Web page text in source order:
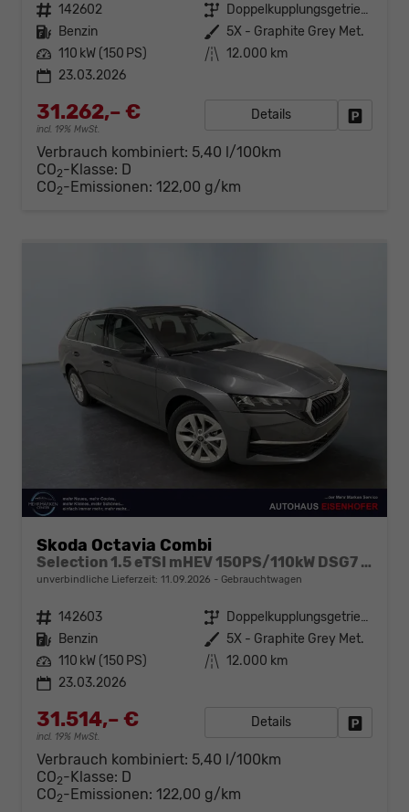
Fahrzeugnr. 142602 Getriebe
Doppelkupplungsgetriebe (DSG)
Kraftstoff Benzin Außenfarbe 5X - Graphite Grey Met.
Leistung 110 kW (150 PS) Kilometerstand 12.000 km
23.03.2026
31.262,– €
incl. 19% MwSt.
Details
Verbrauch kombiniert: 5,40 l/100km
CO2-Klasse: D
CO2-Emissionen: 122,00 g/km
Skoda Octavia Combi
Selection 1.5 eTSI mHEV 150PS/110kW DSG7 2026 +AHK+SUNSET+3-ZONE+RFK+KESSY+EL.HECK+BHZ. LENKRAD
unverbindliche Lieferzeit: 11.09.2026 Gebrauchtwagen
Fahrzeugnr. 142603 Getriebe
Doppelkupplungsgetriebe (DSG)
Kraftstoff Benzin Außenfarbe 5X - Graphite Grey Met.
Leistung 110 kW (150 PS) Kilometerstand 12.000 km
23.03.2026
31.514,– €
incl. 19% MwSt.
Details
Verbrauch kombiniert: 5,40 l/100km
CO2-Klasse: D
CO2-Emissionen: 122,00 g/km